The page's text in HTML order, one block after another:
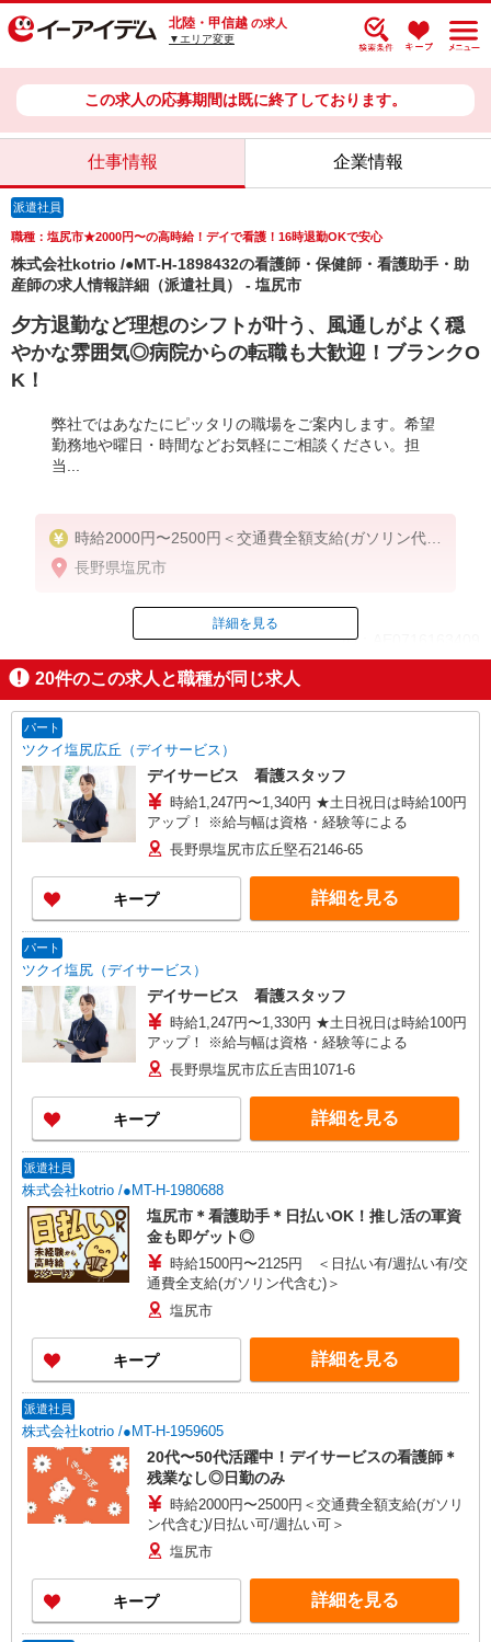
北陸・甲信越 の求人
▼エリア変更
この求人の応募期間は既に終了しております。
仕事情報 企業情報
派遣社員
職種：塩尻市★2000円〜の高時給！デイで看護！16時退勤OKで安心
株式会社kotrio /●MT-H-1898432の看護師・保健師・看護助手・助
産師の求人情報詳細（派遣社員） - 塩尻市
夕方退勤など理想のシフトが叶う、風通しがよく穏
やかな雰囲気◎病院からの転職も大歓迎！ブランクO
K！
弊社ではあなたにピッタリの職場をご案内します。希望
勤務地や曜日・時間などお気軽にご相談ください。担
当...
時給2000円〜2500円＜交通費全額支給(ガソリン代含
む)/日払い可/週払い可＞
長野県塩尻市
ID：AE0716163409
掲載期間終了
詳細を見る
20件のこの求人と職種が同じ求人
パート
ツクイ塩尻広丘（デイサービス）
デイサービス 看護スタッフ
時給1,247円〜1,340円 ★土日祝日は時給100円
アップ！ ※給与幅は資格・経験等による
長野県塩尻市広丘堅石2146-65
キープ 詳細を見る
パート
ツクイ塩尻（デイサービス）
デイサービス 看護スタッフ
時給1,247円〜1,330円 ★土日祝日は時給100円
アップ！ ※給与幅は資格・経験等による
長野県塩尻市広丘吉田1071-6
キープ 詳細を見る
派遣社員
株式会社kotrio /●MT-H-1980688
塩尻市＊看護助手＊日払いOK！推し活の軍資
金も即ゲット◎
時給1500円〜2125円 ＜日払い有/週払い有/交
通費全支給(ガソリン代含む)＞
塩尻市
キープ 詳細を見る
派遣社員
株式会社kotrio /●MT-H-1959605
20代〜50代活躍中！デイサービスの看護師＊
残業なし◎日勤のみ
時給2000円〜2500円＜交通費全額支給(ガソリ
ン代含む)/日払い可/週払い可＞
塩尻市
キープ 詳細を見る